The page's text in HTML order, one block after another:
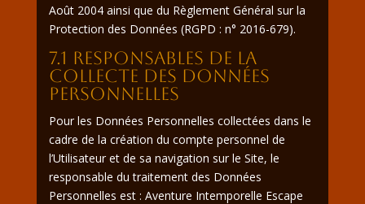
Août 2004 ainsi que du Règlement Général sur la
Protection des Données (RGPD : n° 2016-679).
7.1 Responsables de la
collecte des données
personnelles
Pour les Données Personnelles collectées dans le
cadre de la création du compte personnel de
l’Utilisateur et de sa navigation sur le Site, le
responsable du traitement des Données
Personnelles est : Aventure Intemporelle Escape